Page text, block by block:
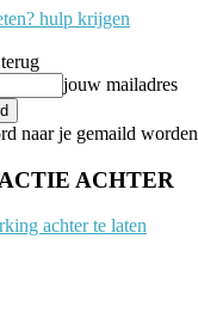
hulp krijgen
jouw mailadres
naar je gemaild worden
ACHTER
achter te laten